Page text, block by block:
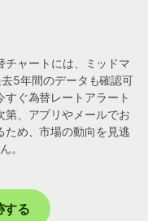
チャートには、ミッドマ
5年間のデータも確認可
ぐ為替レートアラート
第、アプリやメールでお
め、市場の動向を見逃
。
する